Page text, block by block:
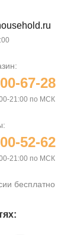
67-28
21:00 по МСК
52-62
21:00 по МСК
бесплатно